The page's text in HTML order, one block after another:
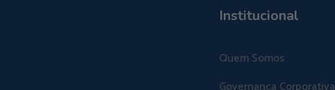
Institucional
Quem Somos